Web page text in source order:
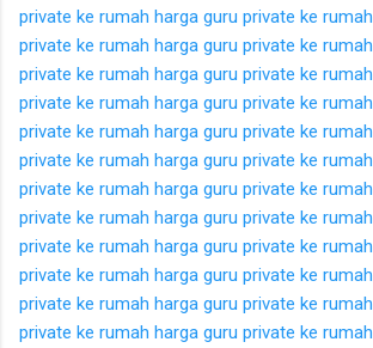
private ke rumah harga guru private ke rumah
private ke rumah harga guru private ke rumah
private ke rumah harga guru private ke rumah
private ke rumah harga guru private ke rumah
private ke rumah harga guru private ke rumah
private ke rumah harga guru private ke rumah
private ke rumah harga guru private ke rumah
private ke rumah harga guru private ke rumah
private ke rumah harga guru private ke rumah
private ke rumah harga guru private ke rumah
private ke rumah harga guru private ke rumah
private ke rumah harga guru private ke rumah